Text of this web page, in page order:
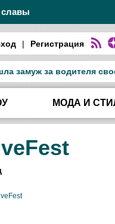
| Регистрация
за водителя своей
МОДА И